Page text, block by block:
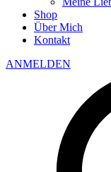
Shop
Über Mich
Kontakt
ANMELDEN